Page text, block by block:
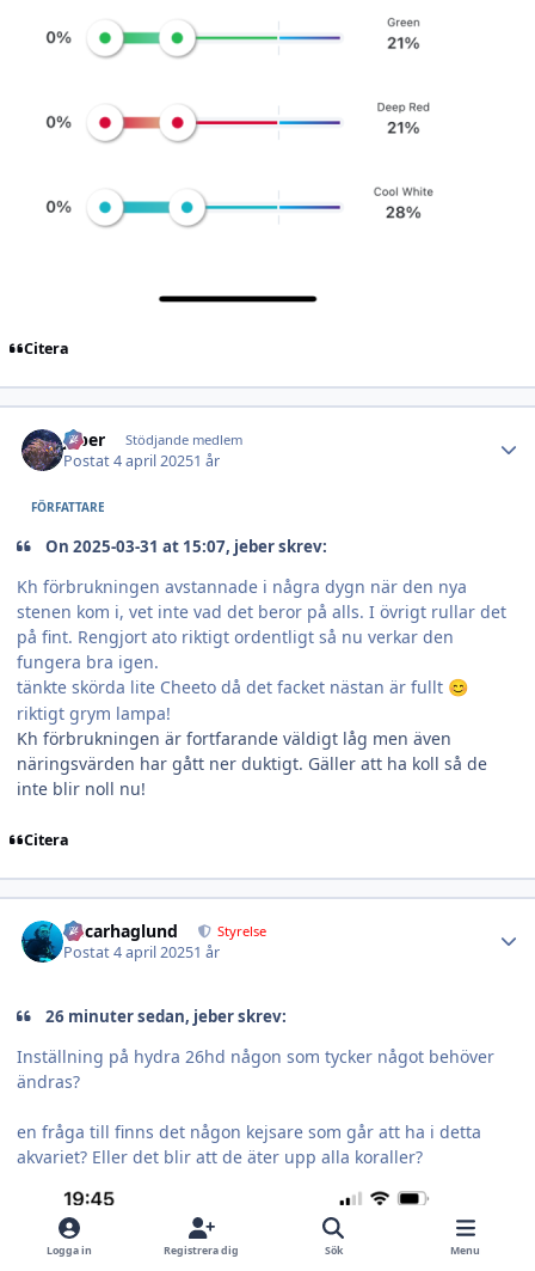
Citera
jeber Stödjande medlem
Postat4 april 20251 år
FÖRFATTARE
On 2025-03-31 at 15:07, jeber skrev:
Kh förbrukningen avstannade i några dygn när den nya
stenen kom i, vet inte vad det beror på alls. I övrigt rullar det
på fint. Rengjort ato riktigt ordentligt så nu verkar den
fungera bra igen.
tänkte skörda lite Cheeto då det facket nästan är fullt 😊
riktigt grym lampa!
Kh förbrukningen är fortfarande väldigt låg men även
näringsvärden har gått ner duktigt. Gäller att ha koll så de
inte blir noll nu!
Citera
Oscarhaglund Styrelse
Postat4 april 20251 år
26 minuter sedan, jeber skrev:
Inställning på hydra 26hd någon som tycker något behöver
ändras?
en fråga till finns det någon kejsare som går att ha i detta
akvariet? Eller det blir att de äter upp alla koraller?
Logga in Registrera dig Sök Menu